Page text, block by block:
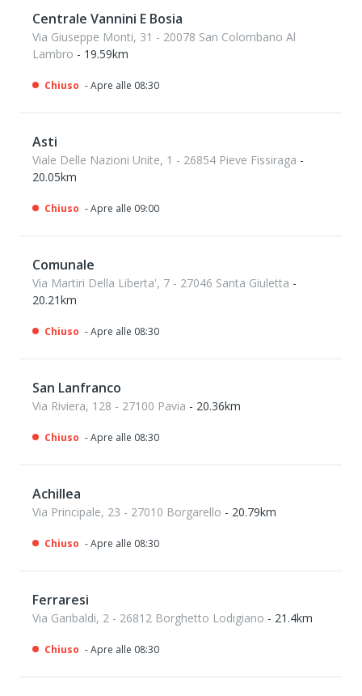
Centrale Vannini E Bosia
Via Giuseppe Monti, 31 - 20078 San Colombano Al
Lambro - 19.59km
Chiuso - Apre alle 08:30
Asti
Viale Delle Nazioni Unite, 1 - 26854 Pieve Fissiraga -
20.05km
Chiuso - Apre alle 09:00
Comunale
Via Martiri Della Liberta', 7 - 27046 Santa Giuletta -
20.21km
Chiuso - Apre alle 08:30
San Lanfranco
Via Riviera, 128 - 27100 Pavia - 20.36km
Chiuso - Apre alle 08:30
Achillea
Via Principale, 23 - 27010 Borgarello - 20.79km
Chiuso - Apre alle 08:30
Ferraresi
Via Garibaldi, 2 - 26812 Borghetto Lodigiano - 21.4km
Chiuso - Apre alle 08:30